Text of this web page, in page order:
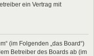
ein Vertrag mit
(im Folgenden „das Board“)
Betreiber des Boards ab (im